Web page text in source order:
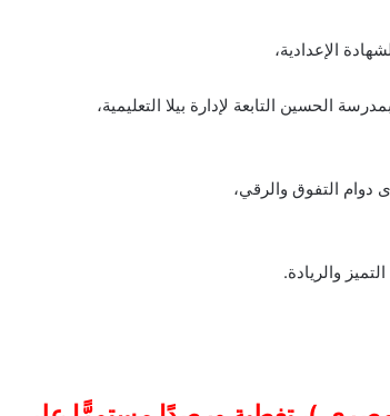
الإعدادية،
دوام التفوق والرقي،
والريادة.